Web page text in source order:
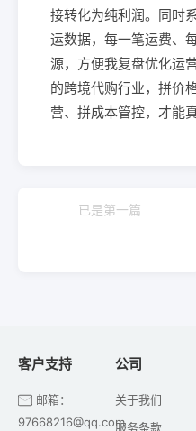
接转化为纯利润。同时
运数据，每一笔运费、
源，方便我复盘优化运
的跨境代购行业，拼价
营、拼成本管控，才能
已是第一篇
客户支持
邮箱：
97668216@qq.com
公司
关于我们
服务条款